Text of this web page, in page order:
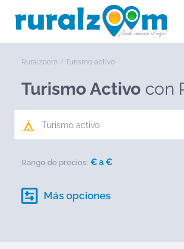
Ruralzoom Turismo activo
Turismo Activo con
Turismo activo
Rango de precios: € a€
Más opciones